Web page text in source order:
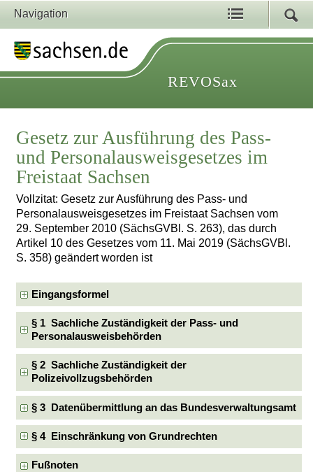
Navigation
REVOSax
Gesetz zur Ausführung des Pass-
und Personalausweisgesetzes im
Freistaat Sachsen
Vollzitat: Gesetz zur Ausführung des Pass- und
Personalausweisgesetzes im Freistaat Sachsen vom
29. September 2010 (SächsGVBl. S. 263), das durch
Artikel 10 des Gesetzes vom 11. Mai 2019 (SächsGVBl.
S. 358) geändert worden ist
Eingangsformel
§ 1 Sachliche Zuständigkeit der Pass- und
Personalausweisbehörden
§ 2 Sachliche Zuständigkeit der
Polizeivollzugsbehörden
§ 3 Datenübermittlung an das Bundesverwaltungsamt
§ 4 Einschränkung von Grundrechten
Fußnoten